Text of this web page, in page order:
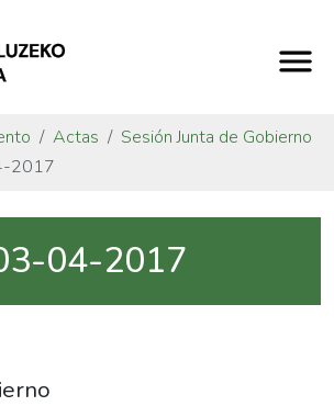
Actas
Sesión Junta de Gobierno
2017
04-2017